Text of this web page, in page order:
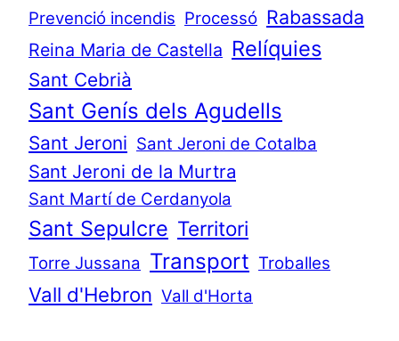
Prevenció incendis Processó Rabassada
Reina Maria de Castella Relíquies
Sant Cebrià
Sant Genís dels Agudells
Sant Jeroni Sant Jeroni de Cotalba
Sant Jeroni de la Murtra
Sant Martí de Cerdanyola
Sant Sepulcre Territori
Torre Jussana Transport Troballes
Vall d'Hebron Vall d'Horta